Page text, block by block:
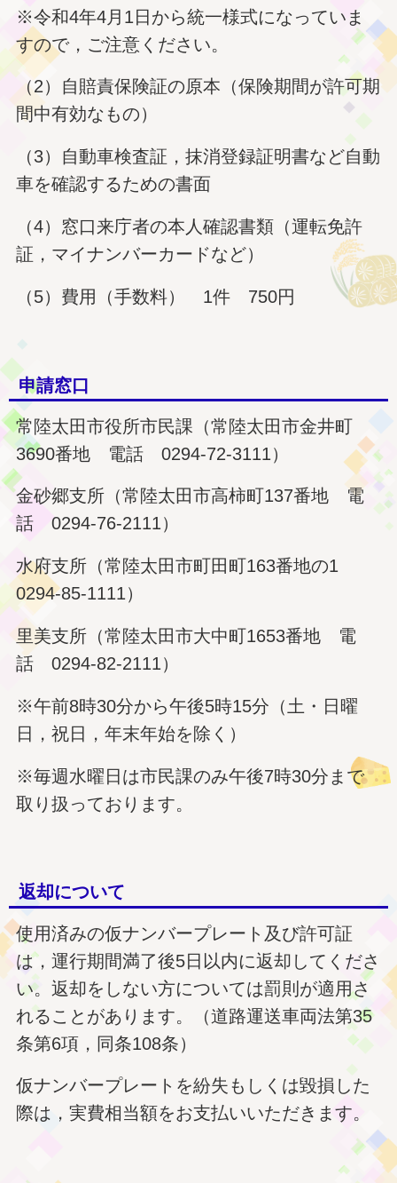
※令和4年4月1日から統一様式になっていま
すので，ご注意ください。
（2）自賠責保険証の原本（保険期間が許可期
間中有効なもの）
（3）自動車検査証，抹消登録証明書など自動
車を確認するための書面
（4）窓口来庁者の本人確認書類（運転免許
証，マイナンバーカードなど）
（5）費用（手数料） 1件 750円
申請窓口
常陸太田市役所市民課（常陸太田市金井町
3690番地 電話 0294-72-3111）
金砂郷支所（常陸太田市高柿町137番地 電
話 0294-76-2111）
水府支所（常陸太田市町田町163番地の1
0294-85-1111）
里美支所（常陸太田市大中町1653番地 電
話 0294-82-2111）
※午前8時30分から午後5時15分（土・日曜
日，祝日，年末年始を除く）
※毎週水曜日は市民課のみ午後7時30分まで
取り扱っております。
返却について
使用済みの仮ナンバープレート及び許可証
は，運行期間満了後5日以内に返却してくださ
い。返却をしない方については罰則が適用さ
れることがあります。（道路運送車両法第35
条第6項，同条108条）
仮ナンバープレートを紛失もしくは毀損した
際は，実費相当額をお支払いいただきます。